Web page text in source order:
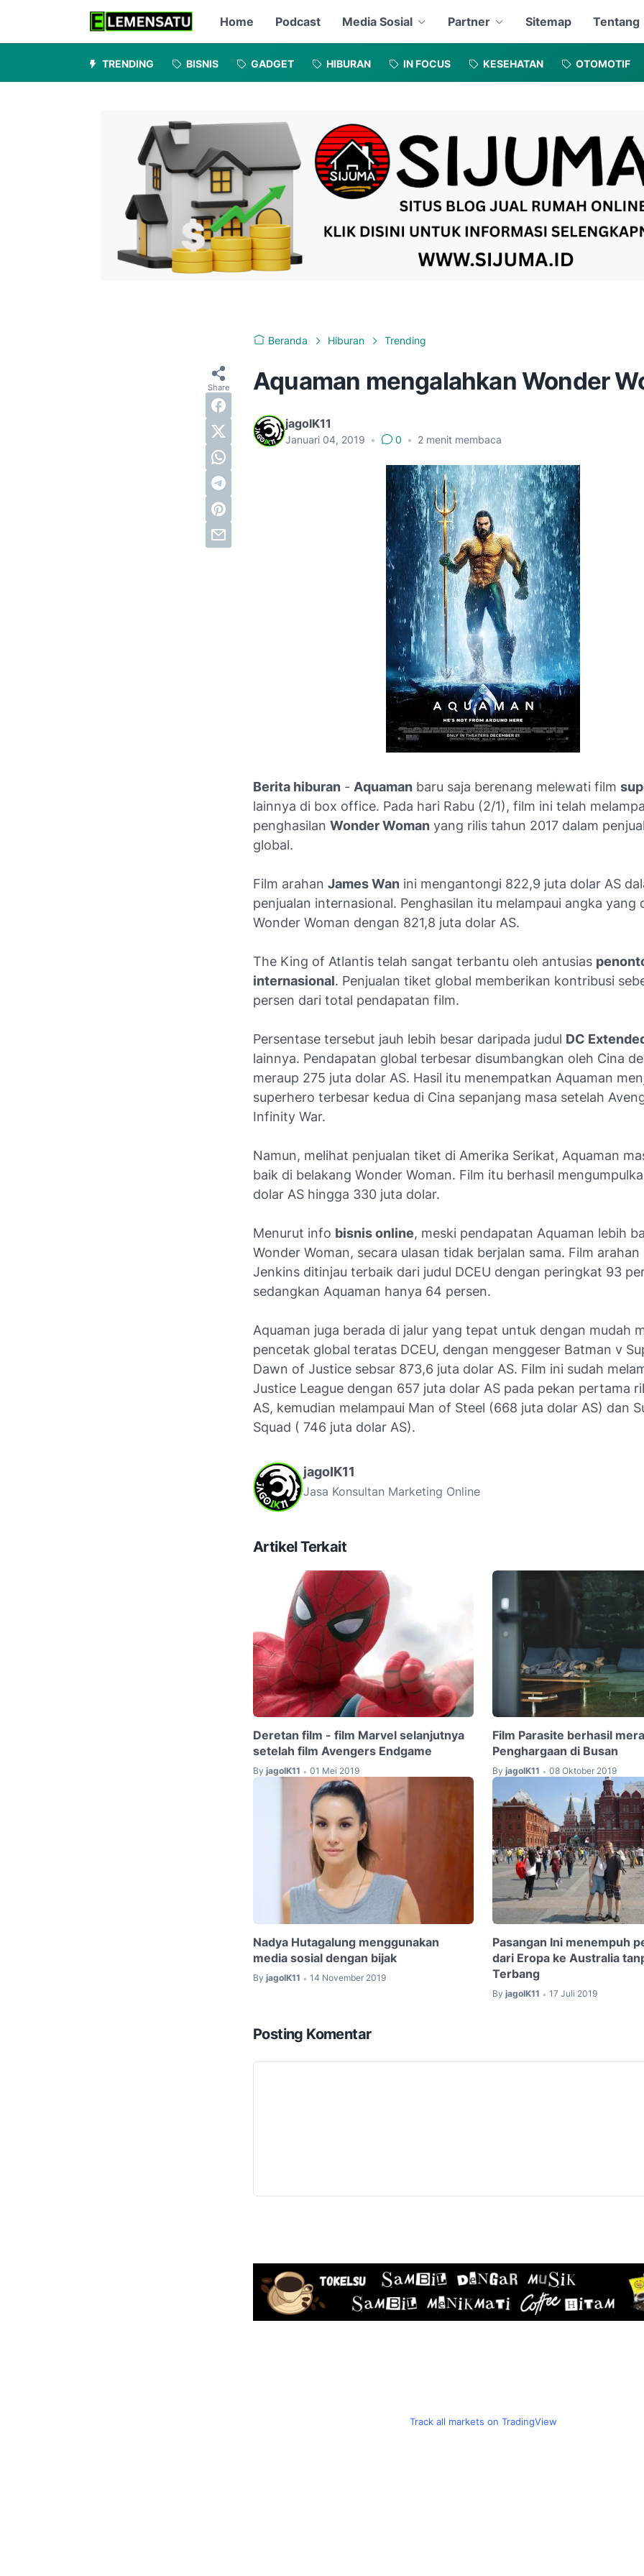
Home Podcast Media Sosial Partner Sitemap Tentang
TRENDING BISNIS GADGET HIBURAN IN FOCUS KESEHATAN OTOMOTIF
Beranda Hiburan Trending
Aquaman mengalahkan Wonder
jagoIK11
Januari 04, 2019 • 0 • 2 menit membaca
Berita hiburan - Aquaman baru saja berenang melewati film
lainnya di box office. Pada hari Rabu (2/1), film ini telah
penghasilan Wonder Woman yang rilis tahun 2017 dalam
global.
Film arahan James Wan ini mengantongi 822,9 juta dolar AS
penjualan internasional. Penghasilan itu melampaui angka yang
Wonder Woman dengan 821,8 juta dolar AS.
The King of Atlantis telah sangat terbantu oleh antusias
internasional. Penjualan tiket global memberikan kontribusi
persen dari total pendapatan film.
Persentase tersebut jauh lebih besar daripada judul DC
lainnya. Pendapatan global terbesar disumbangkan oleh Cina
meraup 275 juta dolar AS. Hasil itu menempatkan Aquaman
superhero terbesar kedua di Cina sepanjang masa setelah
Infinity War.
Namun, melihat penjualan tiket di Amerika Serikat, Aquaman
baik di belakang Wonder Woman. Film itu berhasil
dolar AS hingga 330 juta dolar.
Menurut info bisnis online, meski pendapatan Aquaman lebih
Wonder Woman, secara ulasan tidak berjalan sama. Film
Jenkins ditinjau terbaik dari judul DCEU dengan peringkat 93
sedangkan Aquaman hanya 64 persen.
Aquaman juga berada di jalur yang tepat untuk dengan mudah
pencetak global teratas DCEU, dengan menggeser Batman v
Dawn of Justice sebsar 873,6 juta dolar AS. Film ini sudah
Justice League dengan 657 juta dolar AS pada pekan pertama
AS, kemudian melampaui Man of Steel (668 juta dolar AS) dan
Squad ( 746 juta dolar AS).
jagoIK11
Jasa Konsultan Marketing Online
Artikel Terkait
Deretan film - film Marvel selanjutnya
setelah film Avengers Endgame
By jagoIK11 • 01 Mei 2019
Film Parasite berhasil
Penghargaan di Busan
By jagoIK11 • 08 Oktober 2019
Nadya Hutagalung menggunakan
media sosial dengan bijak
By jagoIK11 • 14 November 2019
Pasangan Ini menempuh
dari Eropa ke Australia
Terbang
By jagoIK11 • 17 Juli 2019
Posting Komentar
Track all markets on TradingView